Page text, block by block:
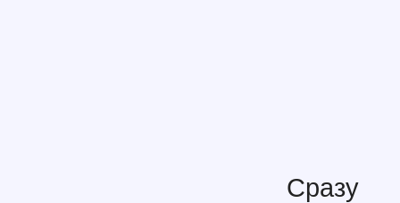
Сразу